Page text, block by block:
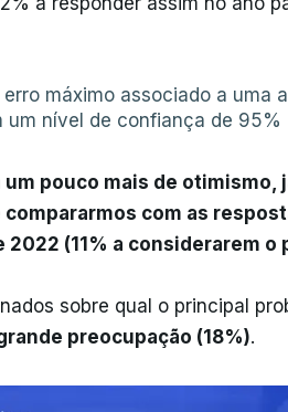
máximo associado a uma
um nível de confiança de 95%
um pouco mais de otimismo,
com as
2022 (11% a considerarem o
sobre qual o principal
preocupação (18%).